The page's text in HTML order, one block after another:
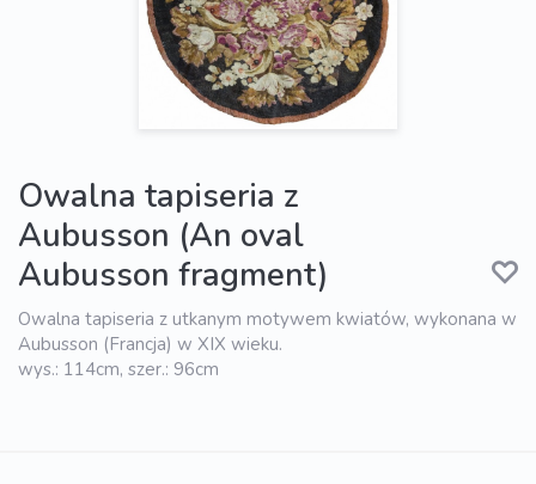
Owalna tapiseria z
Aubusson (An oval
Aubusson fragment)
Owalna tapiseria z utkanym motywem kwiatów, wykonana w
Aubusson (Francja) w XIX wieku.
wys.: 114cm, szer.: 96cm